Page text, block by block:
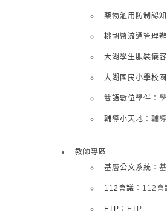
藥物濫用防制認知
桃胡幣流通管理
大湖學生服裝儀
大湖國民小學校
雙語數位學伴 ：
輔導小天地 ：輔導
教師專區
基層公文系統 ：
112會議 ：112會
FTP ：FTP